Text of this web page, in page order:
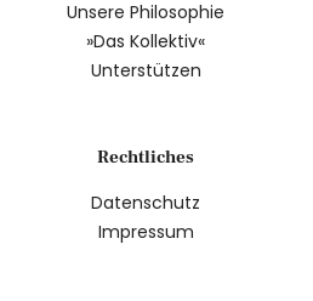
Unsere Philosophie
»Das Kollektiv«
Unterstützen
Rechtliches
Datenschutz
Impressum